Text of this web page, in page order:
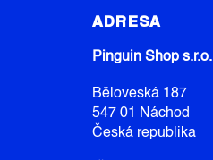
ADRESA
Pinguin Shop s.r.o.
Běloveská 187
547 01 Náchod
Česká republika